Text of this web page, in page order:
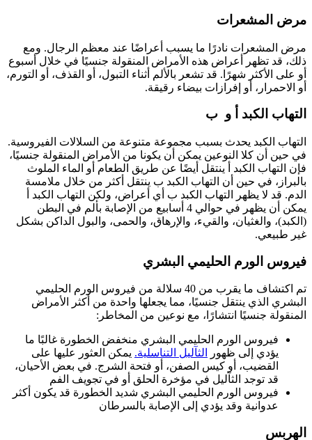
مرض المشعرات
مرض المشعرات نادرًا ما يسبب أعراضًا عند معظم الرجال. ومع
ذلك، قد تظهر أعراض هذه الأمراض المنقولة جنسيًا في خلال أسبوع
أو على الأكثر شهرًا. قد تشعر بالألم أثناء التبول، أو القذف، أو التورم،
أو الاحمرار، أو إفرازات بيضاء رقيقة.
التهاب الكبد أ و ب
التهاب الكبد يحدث بسبب مجموعة متنوعة من السلالات الفيروسية.
في حين أن كلا النوعين يمكن أن يكونا من الأمراض المنقولة جنسيًا،
فإن التهاب الكبد أ ينتقل أيضًا عن طريق الطعام أو الماء الملوث
بالبراز، في حين أن التهاب الكبد ب ينتقل أكثر من خلال ملامسة
الدم. قد لا يظهر التهاب الكبد ب أي أعراض، ولكن التهاب الكبد أ
يمكن أن يظهر في حوالي 4 أسابيع من الإصابة بألم في البطن
(الكبد)، والغثيان، والقيء، والإرهاق، والحمى، والبول الداكن بشكل
غير طبيعي.
فيروس الورم الحليمي البشري
تم اكتشاف ما يقرب من 40 سلالة من فيروس الورم الحليمي
البشري الذي ينتقل جنسيًا، مما يجعلها واحدة من أكثر الأمراض
المنقولة جنسيًا انتشارًا، مع نوعين من المخاطر:
فيروس الورم الحليمي البشري منخفض الخطورة غالبًا ما
يؤدي إلى ظهور
الثآليل التناسلية. يمكن العثور عليها على
القضيب، أو كيس الصفن، أو فتحة الشرج. في بعض الأحيان،
قد توجد الثآليل في مؤخرة الحلق أو في تجويف الفم
فيروس الورم الحليمي البشري شديد الخطورة قد يكون أكثر
عدوانية وقد يؤدي إلى الإصابة بالسرطان
الهربس